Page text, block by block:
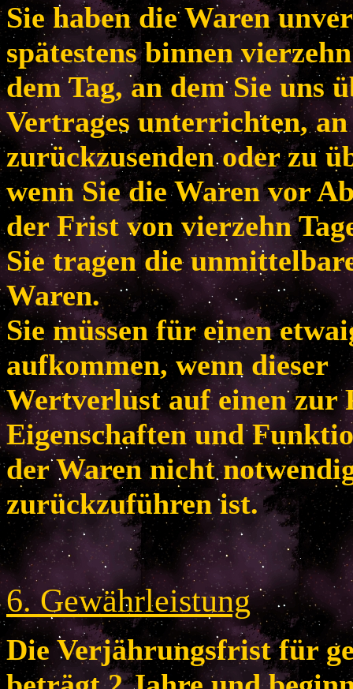
Sie haben die Waren
spätestens binnen
dem Tag, an dem Sie uns
Vertrages unterrichten, an
zurückzusenden oder zu
wenn Sie die Waren vor
der Frist von vierzehn
Sie tragen die
Waren.
Sie müssen für einen
aufkommen, wenn dieser
Wertverlust auf einen zur
Eigenschaften und
der Waren nicht
zurückzuführen ist.
6. Gewährleistung
Die Verjährungsfrist für